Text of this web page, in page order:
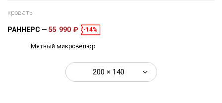
кровать
РАННЕРС 55 990 ₽ -14%
Мятный микровелюр
200 × 140